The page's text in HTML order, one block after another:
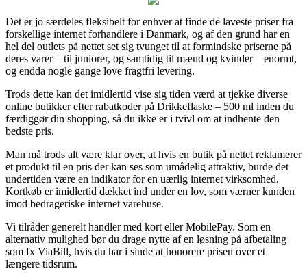
Det er jo særdeles fleksibelt for enhver at finde de laveste priser fra
forskellige internet forhandlere i Danmark, og af den grund har en
hel del outlets på nettet set sig tvunget til at formindske priserne på
deres varer – til juniorer, og samtidig til mænd og kvinder – enormt,
og endda nogle gange love fragtfri levering.
Trods dette kan det imidlertid vise sig tiden værd at tjekke diverse
online butikker efter rabatkoder på Drikkeflaske – 500 ml inden du
færdiggør din shopping, så du ikke er i tvivl om at indhente den
bedste pris.
Man må trods alt være klar over, at hvis en butik på nettet reklamerer
et produkt til en pris der kan ses som umådelig attraktiv, burde det
undertiden være en indikator for en uærlig internet virksomhed.
Kortkøb er imidlertid dækket ind under en lov, som værner kunden
imod bedrageriske internet varehuse.
Vi tilråder generelt handler med kort eller MobilePay. Som en
alternativ mulighed bør du drage nytte af en løsning på afbetaling
som fx ViaBill, hvis du har i sinde at honorere prisen over et
længere tidsrum.